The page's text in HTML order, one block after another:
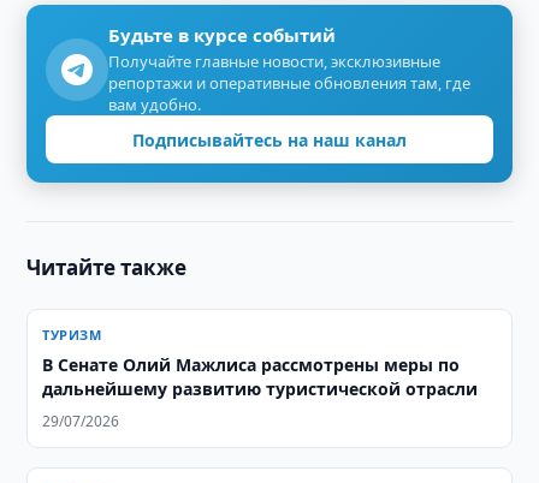
Будьте в курсе событий
Получайте главные новости, эксклюзивные
репортажи и оперативные обновления там, где
вам удобно.
Подписывайтесь на наш канал
Читайте также
ТУРИЗМ
В Сенате Олий Мажлиса рассмотрены меры по
дальнейшему развитию туристической отрасли
29/07/2026